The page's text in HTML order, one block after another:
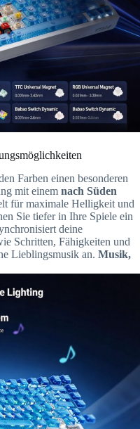
Farben einen besonderen
mit einem nach Süden
für maximale Helligkeit und
Sie tiefer in Ihre Spiele ein
deine
Schritten, Fähigkeiten und
Lieblingsmusik an. Musik,